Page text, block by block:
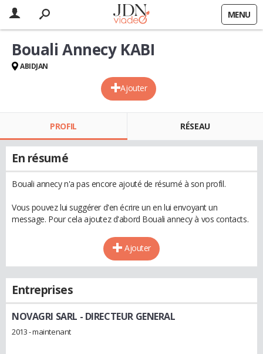
MENU
Ajouter
Bouali Annecy KABI
ABIDJAN
PROFIL RÉSEAU
En résumé
Bouali annecy n'a pas encore ajouté de résumé à son profil.
Vous pouvez lui suggérer d'en écrire un en lui envoyant un
message. Pour cela ajoutez d'abord Bouali annecy à vos contacts.
Ajouter
Entreprises
NOVAGRI SARL - DIRECTEUR GENERAL
2013 - maintenant